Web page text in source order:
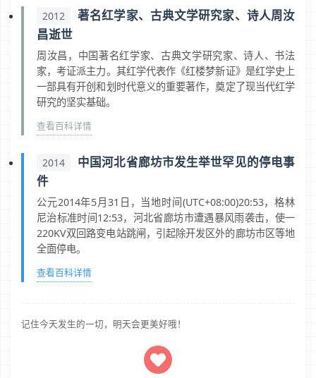
2012
著名红学家、古典文学研究家、诗人周汝
昌逝世
周汝昌，中国著名红学家、古典文学研究家、诗人、书法
家，考证派主力。其红学代表作《红楼梦新证》是红学史上
一部具有开创和划时代意义的重要著作，奠定了现当代红学
研究的坚实基础。
查看百科详情
2014
中国河北省廊坊市发生举世罕见的停电事
件
公元2014年5月31日，当地时间(UTC+08:00)20:53，格林
尼治标准时间12:53，河北省廊坊市遭遇暴风雨袭击，使一
220KV双回路变电站跳闸，引起除开发区外的廊坊市区等地
全面停电。
查看百科详情
记住今天发生的一切，明天会更美好哦！